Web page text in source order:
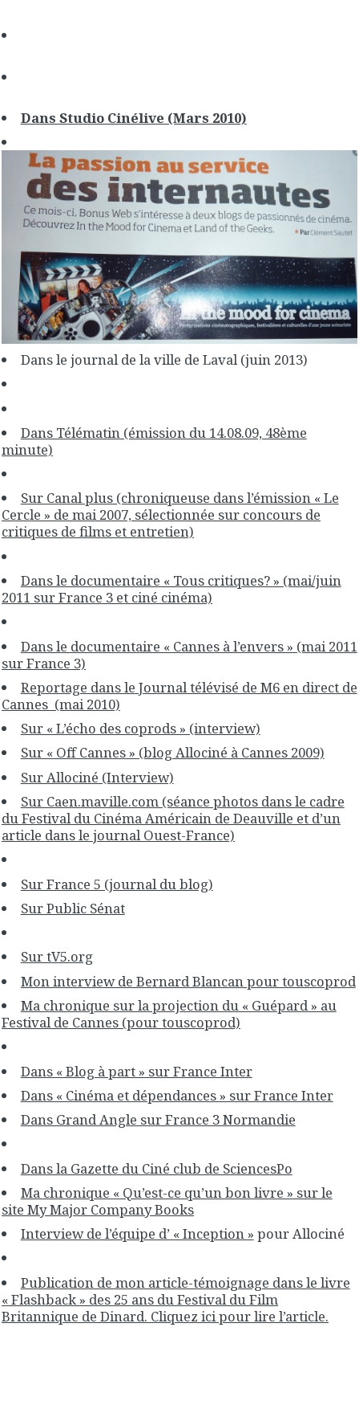
Dans Studio Cinélive (Mars 2010)
Dans le journal de la ville de Laval (juin 2013)
Dans Télématin (émission du 14.08.09, 48ème
minute)
Sur Canal plus (chroniqueuse dans l’émission « Le
Cercle » de mai 2007, sélectionnée sur concours de
critiques de films et entretien)
Dans le documentaire « Tous critiques? » (mai/juin
2011 sur France 3 et ciné cinéma)
Dans le documentaire « Cannes à l’envers » (mai 2011
sur France 3)
Reportage dans le Journal télévisé de M6 en direct de
Cannes (mai 2010)
Sur « L’écho des coprods » (interview)
Sur « Off Cannes » (blog Allociné à Cannes 2009)
Sur Allociné (Interview)
Sur Caen.maville.com (séance photos dans le cadre
du Festival du Cinéma Américain de Deauville et d’un
article dans le journal Ouest-France)
Sur France 5 (journal du blog)
Sur Public Sénat
Sur tV5.org
Mon interview de Bernard Blancan pour touscoprod
Ma chronique sur la projection du « Guépard » au
Festival de Cannes (pour touscoprod)
Dans « Blog à part » sur France Inter
Dans « Cinéma et dépendances » sur France Inter
Dans Grand Angle sur France 3 Normandie
Dans la Gazette du Ciné club de SciencesPo
Ma chronique « Qu’est-ce qu’un bon livre » sur le
site My Major Company Books
Interview de l’équipe d’ « Inception » pour Allociné
Publication de mon article-témoignage dans le livre
« Flashback » des 25 ans du Festival du Film
Britannique de Dinard. Cliquez ici pour lire l’article.